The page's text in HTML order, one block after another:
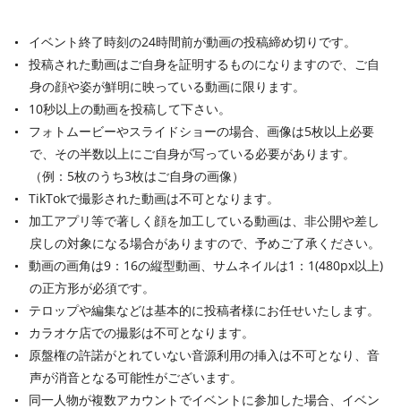
イベント終了時刻の24時間前が動画の投稿締め切りです。
投稿された動画はご自身を証明するものになりますので、ご自
身の顔や姿が鮮明に映っている動画に限ります。
10秒以上の動画を投稿して下さい。
フォトムービーやスライドショーの場合、画像は5枚以上必要
で、その半数以上にご自身が写っている必要があります。
（例：5枚のうち3枚はご自身の画像）
TikTokで撮影された動画は不可となります。
加工アプリ等で著しく顔を加工している動画は、非公開や差し
戻しの対象になる場合がありますので、予めご了承ください。
動画の画角は9：16の縦型動画、サムネイルは1：1(480px以上)
の正方形が必須です。
テロップや編集などは基本的に投稿者様にお任せいたします。
カラオケ店での撮影は不可となります。
原盤権の許諾がとれていない音源利用の挿入は不可となり、音
声が消音となる可能性がございます。
同一人物が複数アカウントでイベントに参加した場合、イベン